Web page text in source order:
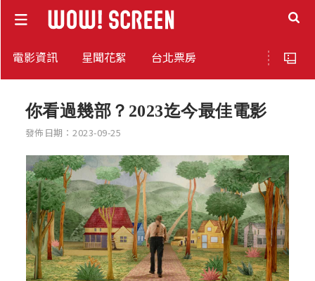
電影資訊 星聞花絮 台北票房
你看過幾部？2023迄今最佳電影
發佈日期：2023-09-25